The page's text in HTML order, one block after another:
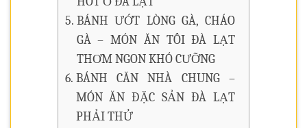
BÁNH ƯỚT LÒNG GÀ, CHÁO
GÀ – MÓN ĂN TỐI ĐÀ LẠT
THƠM NGON KHÓ CƯỠNG
BÁNH CĂN NHÀ CHUNG –
MÓN ĂN ĐẶC SẢN ĐÀ LẠT
PHẢI THỬ